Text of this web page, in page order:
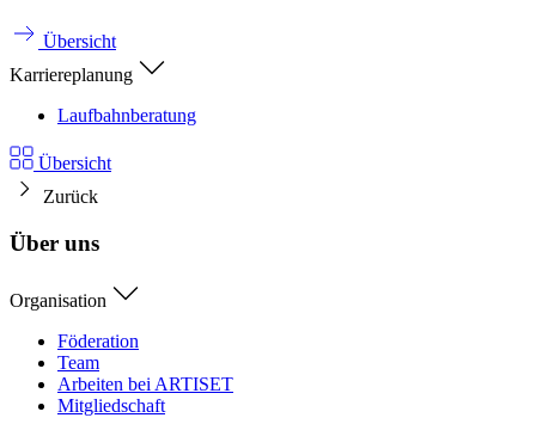
Übersicht
Karriereplanung
Laufbahnberatung
Übersicht
Zurück
Über uns
Organisation
Föderation
Team
Arbeiten bei ARTISET
Mitgliedschaft